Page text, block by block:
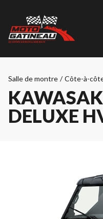
Salle de montre / Côte-à-
DELUXE